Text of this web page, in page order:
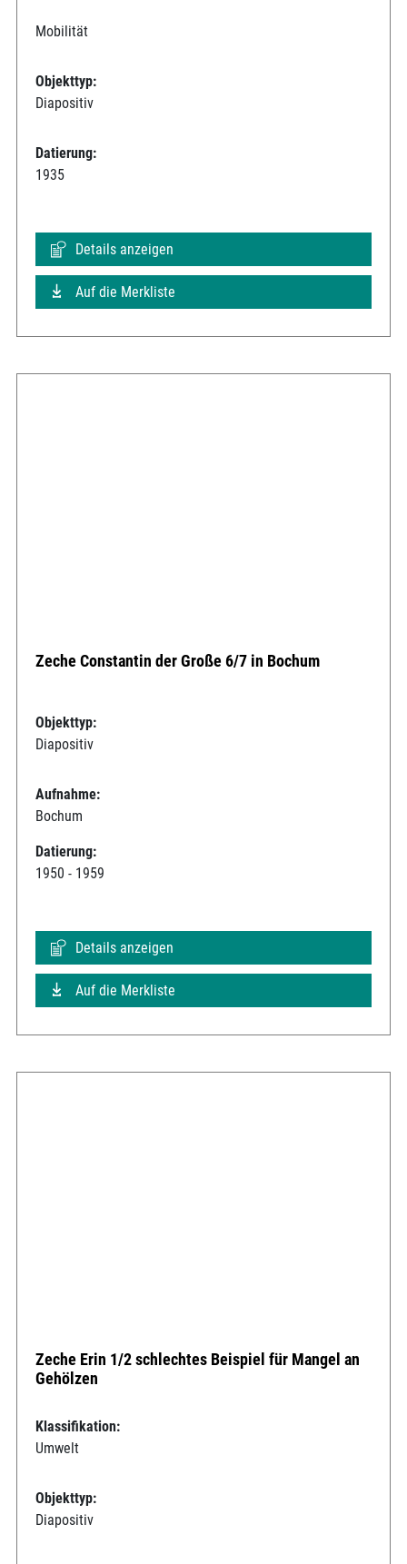
Mobilität
Objekttyp:
Diapositiv
Datierung:
1935
Details anzeigen
Auf die Merkliste
Zeche Constantin der Große 6/7 in Bochum
Objekttyp:
Diapositiv
Aufnahme:
Bochum
Datierung:
1950 - 1959
Details anzeigen
Auf die Merkliste
Zeche Erin 1/2 schlechtes Beispiel für Mangel an
Gehölzen
Klassifikation:
Umwelt
Objekttyp:
Diapositiv